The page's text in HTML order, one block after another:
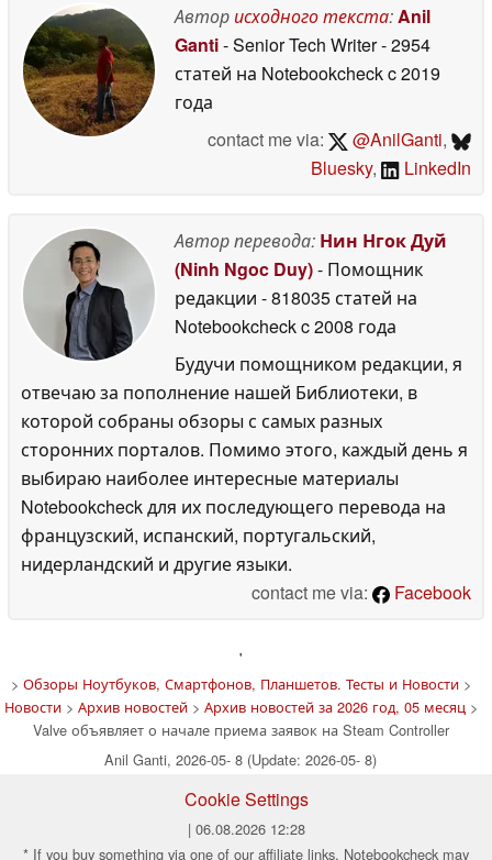
Авторисходного текста:Anil
Ganti- Senior Tech Writer- 2954
статей на Notebookcheckc 2019
года
contact me via:
@AnilGanti,
Bluesky, LinkedIn
Автор перевода: Нин Нгок Дуй
(Ninh Ngoc Duy)- Помощник
редакции - 818035 статей на
Notebookcheckc 2008 года
Будучи помощником редакции, я
отвечаю за пополнение нашей Библиотеки, в
которой собраны обзоры с самых разных
сторонних порталов. Помимо этого, каждый день я
выбираю наиболее интересные материалы
Notebookcheck для их последующего перевода на
французский, испанский, португальский,
нидерландский и другие языки.
contact me via:
Facebook
'
> Обзоры Ноутбуков, Смартфонов, Планшетов. Тесты и Новости>
Новости> Архив новостей> Архив новостей за 2026 год, 05 месяц>
Valve объявляет о начале приема заявок на Steam Controller
Anil Ganti, 2026-05- 8 (Update: 2026-05- 8)
Cookie Settings
| 06.08.2026 12:28
* If you buy something via one of our affiliate links, Notebookcheck may